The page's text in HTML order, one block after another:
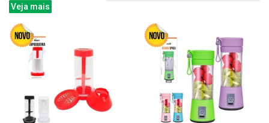
Veja mais